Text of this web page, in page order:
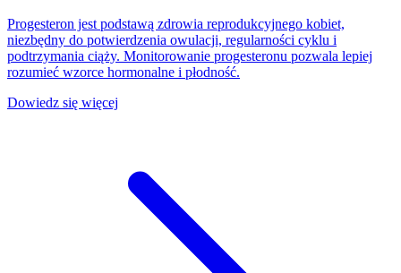
Progesteron jest podstawą zdrowia reprodukcyjnego kobiet,
niezbędny do potwierdzenia owulacji, regularności cyklu i
podtrzymania ciąży. Monitorowanie progesteronu pozwala lepiej
rozumieć wzorce hormonalne i płodność.
Dowiedz się więcej